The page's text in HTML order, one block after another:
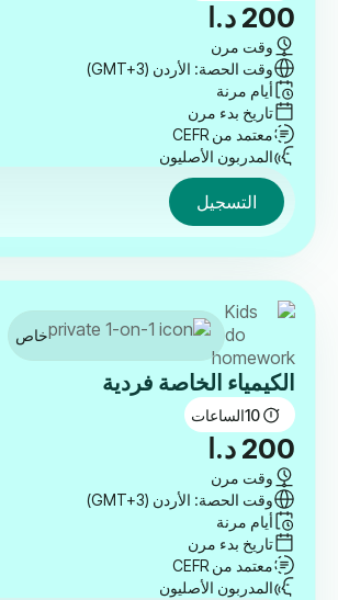
200 د.ا
وقت مرن
وقت الحصة: الأردن (GMT+3)
أيام مرنة
تاريخ بدء مرن
معتمد من CEFR
المدربون الأصليون
التسجيل
خاص
الكيمياء الخاصة فردية
10الساعات
200 د.ا
وقت مرن
وقت الحصة: الأردن (GMT+3)
أيام مرنة
تاريخ بدء مرن
معتمد من CEFR
المدربون الأصليون